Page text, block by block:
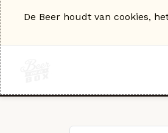
De Beer houdt van cookies,